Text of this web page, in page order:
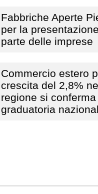
Fabbriche Aperte
per la
parte delle imprese
Commercio estero
crescita del 2,8%
regione si
graduatoria